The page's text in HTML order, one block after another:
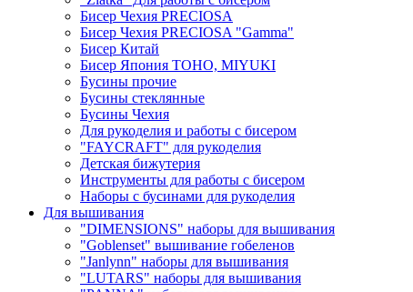
Бисер Чехия PRECIOSA
Бисер Чехия PRECIOSA "Gamma"
Бисер Китай
Бисер Япония TOHO, MIYUKI
Бусины прочие
Бусины стеклянные
Бусины Чехия
Для рукоделия и работы с бисером
"FAYCRAFT" для рукоделия
Детская бижутерия
Инструменты для работы с бисером
Наборы с бусинами для рукоделия
Для вышивания
"DIMENSIONS" наборы для вышивания
"Goblenset" вышивание гобеленов
"Janlynn" наборы для вышивания
"LUTARS" наборы для вышивания